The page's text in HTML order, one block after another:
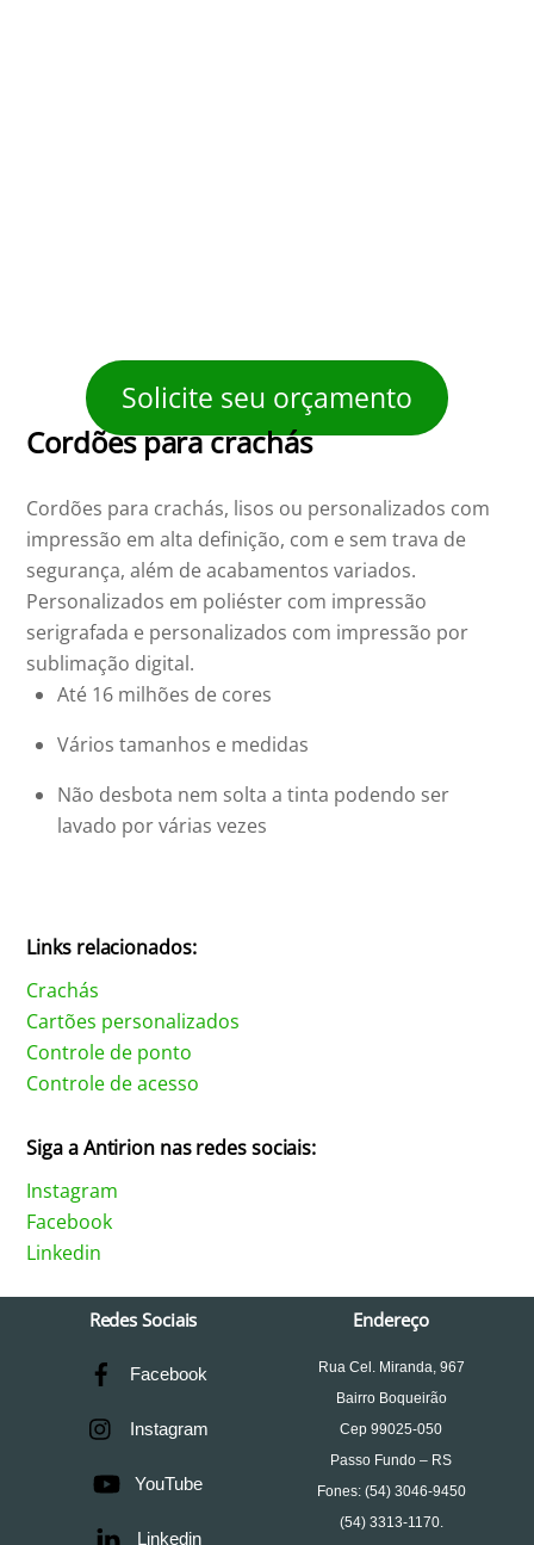
Solicite seu orçamento
Cordões para crachás
Cordões para crachás, lisos ou personalizados com
impressão em alta definição, com e sem trava de
segurança, além de acabamentos variados.
Personalizados em poliéster com impressão
serigrafada e personalizados com impressão por
sublimação digital.
Até 16 milhões de cores
Vários tamanhos e medidas
Não desbota nem solta a tinta podendo ser
lavado por várias vezes
Links relacionados:
Crachás
Cartões personalizados
Controle de ponto
Controle de acesso
Siga a Antirion nas redes sociais:
Instagram
Facebook
Linkedin
Redes Sociais
Facebook
Instagram
YouTube
Linkedin
Endereço
Rua Cel. Miranda, 967
Bairro Boqueirão
Cep 99025-050
Passo Fundo – RS
Fones: (54) 3046-9450
(54) 3313-1170.